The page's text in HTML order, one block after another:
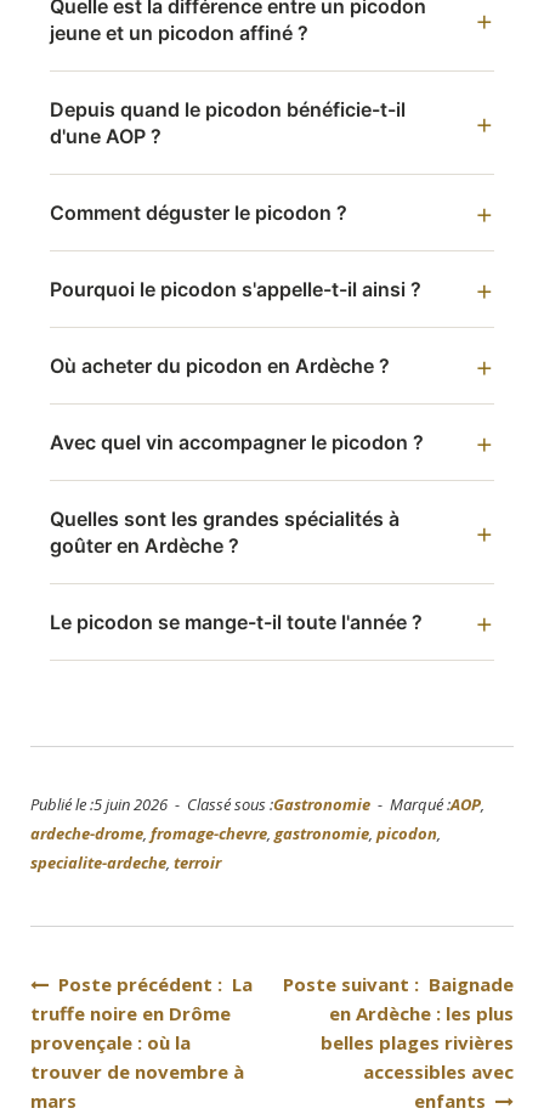
Quelle est la différence entre un picodon
jeune et un picodon affiné ?
Depuis quand le picodon bénéficie-t-il
d'une AOP ?
Comment déguster le picodon ?
Pourquoi le picodon s'appelle-t-il ainsi ?
Où acheter du picodon en Ardèche ?
Avec quel vin accompagner le picodon ?
Quelles sont les grandes spécialités à
goûter en Ardèche ?
Le picodon se mange-t-il toute l'année ?
Publié le :5 juin 2026 - Classé sous :Gastronomie - Marqué :AOP
ardeche-drome fromage-chevre gastronomie picodon
specialite-ardeche terroir
Navigation
de
l’article
Poste précédent : La
truffe noire en Drôme
provençale : où la
trouver de novembre à
mars
Poste suivant : Baignade
en Ardèche : les plus
belles plages rivières
accessibles avec
enfants